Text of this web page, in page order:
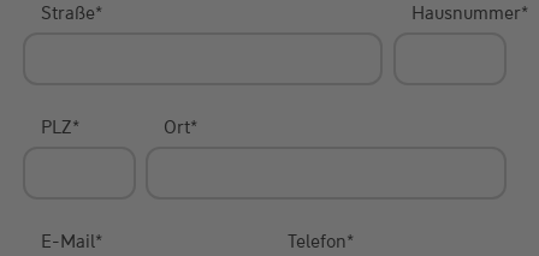
Straße* Hausnummer*
PLZ* Ort*
E-Mail* Telefon*